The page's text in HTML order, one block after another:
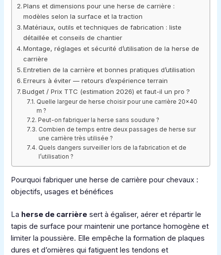
Plans et dimensions pour une herse de carrière :
modèles selon la surface et la traction
Matériaux, outils et techniques de fabrication : liste
détaillée et conseils de chantier
Montage, réglages et sécurité d’utilisation de la herse de
carrière
Entretien de la carrière et bonnes pratiques d’utilisation
Erreurs à éviter — retours d’expérience terrain
Budget / Prix TTC (estimation 2026) et faut-il un pro ?
Quelle largeur de herse choisir pour une carrière 20×40
m ?
Peut-on fabriquer la herse sans soudure ?
Combien de temps entre deux passages de herse sur
une carrière très utilisée ?
Quels dangers surveiller lors de la fabrication et de
l’utilisation ?
Pourquoi fabriquer une herse de carrière pour chevaux :
objectifs, usages et bénéfices
La herse de carrière sert à égaliser, aérer et répartir le
tapis de surface pour maintenir une portance homogène et
limiter la poussière. Elle empêche la formation de plaques
dures et d’ornières qui fatiguent les tendons et